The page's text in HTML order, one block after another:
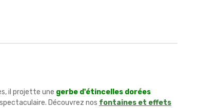
il projette une gerbe d'étincelles dorées
Découvrez nos fontaines et effets